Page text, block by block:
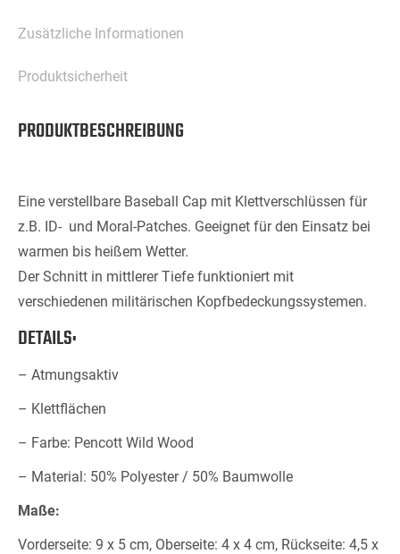
Zusätzliche Informationen
Produktsicherheit
PRODUKTBESCHREIBUNG
Eine verstellbare Baseball Cap mit Klettverschlüssen für
z.B. ID- und Moral-Patches. Geeignet für den Einsatz bei
warmen bis heißem Wetter.
Der Schnitt in mittlerer Tiefe funktioniert mit
verschiedenen militärischen Kopfbedeckungssystemen.
DETAILS:
– Atmungsaktiv
– Klettflächen
– Farbe: Pencott Wild Wood
– Material: 50% Polyester / 50% Baumwolle
Maße:
Vorderseite: 9 x 5 cm, Oberseite: 4 x 4 cm, Rückseite: 4,5 x